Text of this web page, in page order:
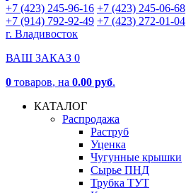
+7 (423) 245-96-16 +7 (423) 245-06-68
+7 (914) 792-92-49 +7 (423) 272-01-04
г. Владивосток
ВАШ ЗАКАЗ 0
0 товаров, на 0.00 руб.
КАТАЛОГ
Распродажа
Раструб
Уценка
Чугунные крышки
Сырье ПНД
Трубка ТУТ